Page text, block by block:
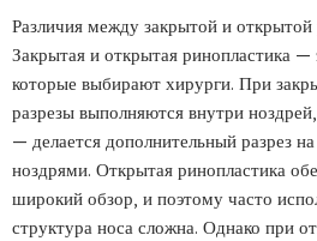
Различия между закрытой и открытой
Закрытая и открытая ринопластика —
которые выбирают хирурги. При
разрезы выполняются внутри
— делается дополнительный разрез
ноздрями. Открытая ринопластика
широкий обзор, и поэтому часто
структура носа сложна. Однако при